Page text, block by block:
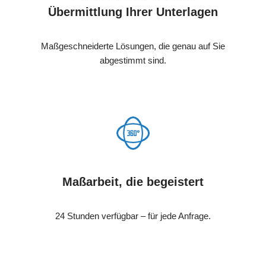
Übermittlung Ihrer Unterlagen
Maßgeschneiderte Lösungen, die genau auf Sie
abgestimmt sind.
Maßarbeit, die begeistert
24 Stunden verfügbar – für jede Anfrage.